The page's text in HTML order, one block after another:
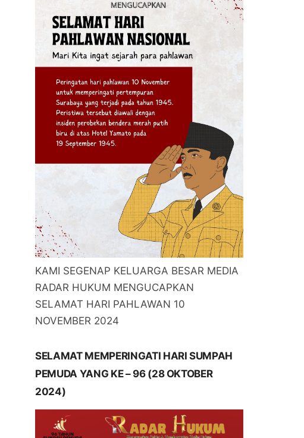
KAMI SEGENAP KELUARGA BESAR MEDIA
RADAR HUKUM MENGUCAPKAN
SELAMAT HARI PAHLAWAN 10
NOVEMBER 2024
SELAMAT MEMPERINGATI HARI SUMPAH
PEMUDA YANG KE – 96 (28 OKTOBER
2024)